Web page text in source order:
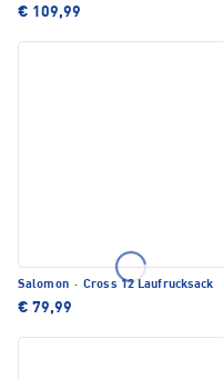
€ 109,99
Salomon · Cross 12 Laufrucksack
€ 79,99